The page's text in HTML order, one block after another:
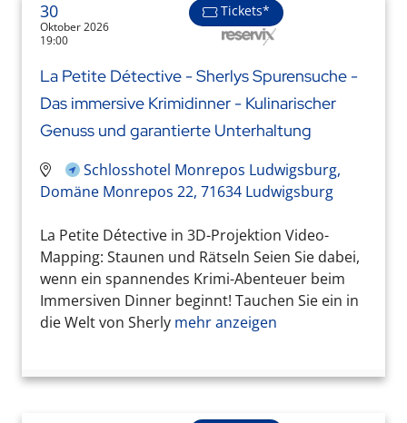
30
Oktober 2026
19:00
Tickets*
La Petite Détective - Sherlys Spurensuche -
Das immersive Krimidinner - Kulinarischer
Genuss und garantierte Unterhaltung
Schlosshotel Monrepos Ludwigsburg,
Domäne Monrepos 22, 71634 Ludwigsburg
La Petite Détective in 3D-Projektion Video-
Mapping: Staunen und Rätseln Seien Sie dabei,
wenn ein spannendes Krimi-Abenteuer beim
Immersiven Dinner beginnt! Tauchen Sie ein in
die Welt von Sherly mehr anzeigen